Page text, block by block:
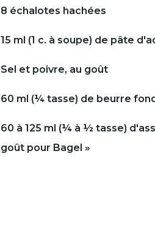
8 échalotes hachées
15 ml (1 c. à soupe) de pâte
Sel et poivre, au goût
60 ml (¼ tasse) de beurre
60 à 125 ml (¼ à ½ tasse)
goût pour Bagel »